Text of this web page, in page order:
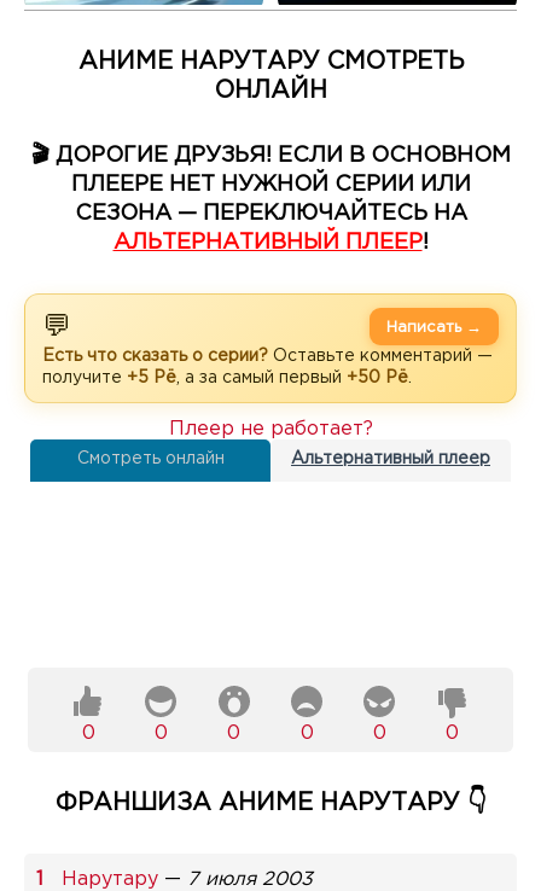
АНИМЕ НАРУТАРУ СМОТРЕТЬ
ОНЛАЙН
🎬 ДОРОГИЕ ДРУЗЬЯ! ЕСЛИ В ОСНОВНОМ
ПЛЕЕРЕ НЕТ НУЖНОЙ СЕРИИ ИЛИ
СЕЗОНА — ПЕРЕКЛЮЧАЙТЕСЬ НА
АЛЬТЕРНАТИВНЫЙ ПЛЕЕР!
💬
Есть что сказать о серии? Оставьте комментарий —
получите +5 Рё , а за самый первый +50 Рё
Написать →
Смотреть онлайн Альтернативный плеер
Плеер не работает?
0 0 0 0 0 0
ФРАНШИЗА АНИМЕ НАРУТАРУ 👇
Нарутару — 7 июля 2003